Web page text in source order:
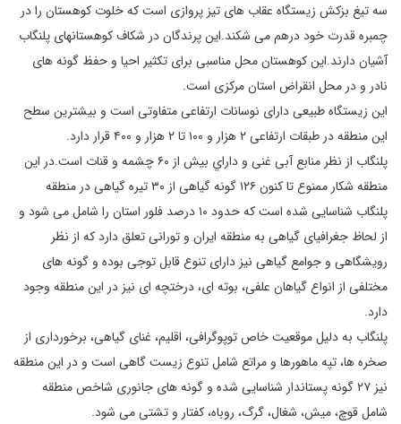
سه تیغ بزکش زیستگاه عقاب های تیز پروازی است که خلوت کوهستان را در
چمبره قدرت خود درهم می شکند.این پرندگان در شکاف کوهستانهای پلنگاب
آشیان دارند.این کوهستان محل مناسبی برای تکثیر احیا و حفظ گونه های
نادر و در محل انقراض استان مرکزی است.
اين زيستگاه طبيعی دارای نوسانات ارتفاعی متفاوتی است و بيشترين سطح
اين منطقه در طبقات ارتفاعی ۲ هزار و ۱۰۰ تا ۲ هزار و ۴۰۰ قرار دارد.
پلنگاب از نظر منابع آبی غنی و داراي بيش از ۶۰ چشمه و قنات است.در اين
منطقه شكار ممنوع تا كنون ۱۲۶ گونه گياهی از ۳۰ تيره گياهی در منطقه
پلنگاب شناسايی شده است كه حدود ۱۰ درصد فلور استان را شامل می شود و
از لحاظ جغرافيای گياهی به منطقه ايران و تورانی تعلق دارد كه از نظر
رويشگاهی و جوامع گياهی نيز دارای تنوع قابل توجی بوده و گونه های
مختلفی از انواع گياهان علفی، بوته ای، درختچه ای نيز در اين منطقه وجود
دارد.
پلنگاب به دليل موقعيت خاص توپوگرافی، اقليم، غنای گياهی، برخورداری از
صخره ها، تپه ماهورها و مراتع شامل تنوع زيست گاهی است و در اين منطقه
نيز ۲۷ گونه پستاندار شناسایی شده و گونه های جانوری شاخص منطقه
شامل قوچ، ميش، شغال، گرگ، روباه، كفتار و تشتی می شود.